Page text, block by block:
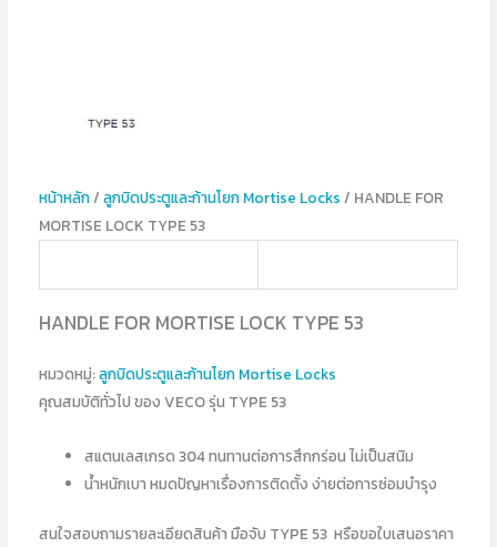
หน้าหลัก/ ลูกบิดประตูและก้านโยก Mortise Locks / HANDLE FOR
MORTISE LOCK TYPE 53
HANDLE FOR MORTISE LOCK TYPE 53
หมวดหมู่:ลูกบิดประตูและก้านโยก Mortise Locks
คุณสมบัติทั่วไป ของ VECO รุ่น TYPE 53
สแตนเลสเกรด 304 ทนทานต่อการสึกกร่อน ไม่เป็นสนิม
น้ำหนักเบา หมดปัญหาเรื่องการติดตั้ง ง่ายต่อการซ่อมบำรุง
สนใจสอบถามรายละเอียดสินค้า มือจับ TYPE 53 หรือขอใบเสนอราคา